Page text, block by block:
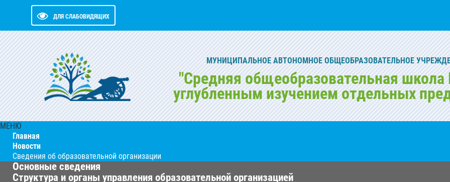
ДЛЯ СЛАБОВИДЯЩИХ
МУНИЦИПАЛЬНОЕ АВТОНОМНОЕ ОБЩЕОБРАЗОВАТЕЛЬНОЕ
"Средняя общеобразовательная
углубленным изучением отдельных
МЕНЮ
Главная
Новости
Сведения об образовательной организации
Основные сведения
Структура и органы управления образовательной организацией